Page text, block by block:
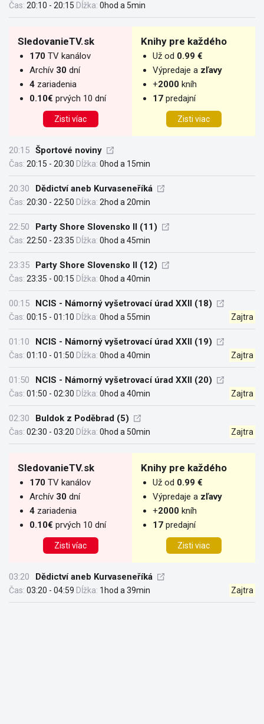
Čas: 20:10 - 20:15 Dĺžka: 0hod a 5min
SledovanieTV.sk
170 TV kanálov
Archív 30 dní
4 zariadenia
0.10€ prvých 10 dní
Zisti víac
Knihy pre každého
Už od 0.99 €
Výpredaje a zľavy
+2000 kníh
17 predajní
Zisti viac
20:15 Športové noviny
Čas: 20:15 - 20:30 Dĺžka: 0hod a 15min
20:30 Dědictví aneb Kurvaseneříká
Čas: 20:30 - 22:50 Dĺžka: 2hod a 20min
22:50 Party Shore Slovensko II (11)
Čas: 22:50 - 23:35 Dĺžka: 0hod a 45min
23:35 Party Shore Slovensko II (12)
Čas: 23:35 - 00:15 Dĺžka: 0hod a 40min
00:15 NCIS - Námorný vyšetrovací úrad XXII (18)
Čas: 00:15 - 01:10 Dĺžka: 0hod a 55min Zajtra
01:10 NCIS - Námorný vyšetrovací úrad XXII (19)
Čas: 01:10 - 01:50 Dĺžka: 0hod a 40min Zajtra
01:50 NCIS - Námorný vyšetrovací úrad XXII (20)
Čas: 01:50 - 02:30 Dĺžka: 0hod a 40min Zajtra
02:30 Buldok z Poděbrad (5)
Čas: 02:30 - 03:20 Dĺžka: 0hod a 50min Zajtra
SledovanieTV.sk
170 TV kanálov
Archív 30 dní
4 zariadenia
0.10€ prvých 10 dní
Zisti víac
Knihy pre každého
Už od 0.99 €
Výpredaje a zľavy
+2000 kníh
17 predajní
Zisti viac
03:20 Dědictví aneb Kurvaseneříká
Čas: 03:20 - 04:59 Dĺžka: 1hod a 39min Zajtra